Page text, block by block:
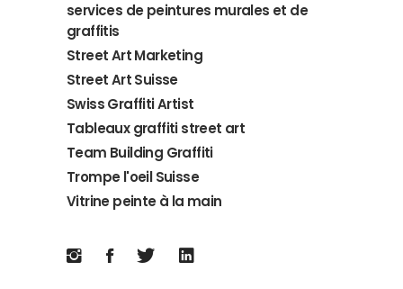
services de peintures murales et de
graffitis
Street Art Marketing
Street Art Suisse
Swiss Graffiti Artist
Tableaux graffiti street art
Team Building Graffiti
Trompe l'oeil Suisse
Vitrine peinte à la main